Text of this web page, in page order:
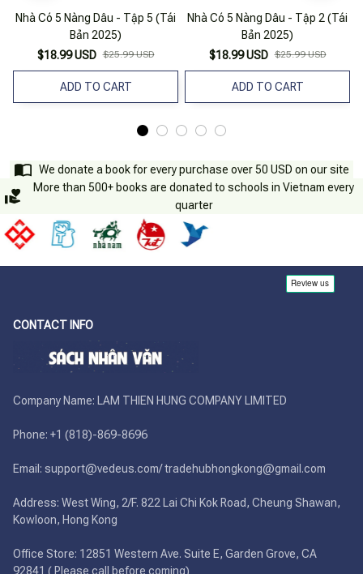
Nhà Có 5 Nàng Dâu - Tập 5 (Tái
Bản 2025)
$18.99 USD $25.99 USD
ADD TO CART
Nhà Có 5 Nàng Dâu - Tập 2 (Tái
Bản 2025)
$18.99 USD $25.99 USD
ADD TO CART
We donate a book for every purchase over 50 USD on our site
More than 500+ books are donated to schools in Vietnam every
quarter
CONTACT INFO
Company Name: LAM THIEN HUNG COMPANY LIMITED
Phone: +1 (818)-869-8696
Email: support@vedeus.com/ tradehubhongkong@gmail.com
Address: West Wing, 2/F. 822 Lai Chi Kok Road, Cheung Shawan,
Kowloon, Hong Kong
Office Store: 12851 Western Ave. Suite E, Garden Grove, CA
92841 ( Please call before coming)